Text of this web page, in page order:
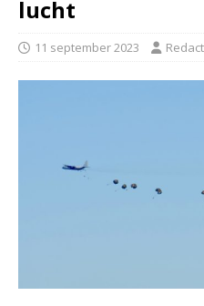
lucht
11 september 2023